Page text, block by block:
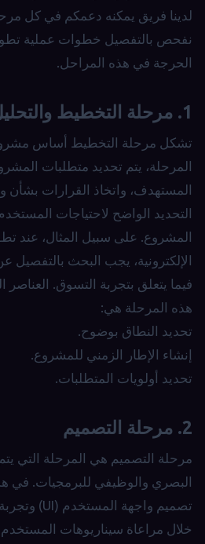
لدينا فريق يمكنه دعمكم في كل
نفحص بالتفصيل خطوات عملية
الحرجة في هذه المراحل.
1. مرحلة التخطيط والتحليل
تشكل مرحلة التخطيط أساس
المرحلة، يتم تحديد متطلبات
المستهدف، واتخاذ القرارات
التحديد الواضح لاحتياجات
المشروع. على سبيل المثال، عند
الإلكترونية، يجب البحث
فيما يتعلق بتجربة التسوق.
هذه المرحلة هي:
تحديد النطاق بوضوح.
إنشاء الإطار الزمني للمشروع.
تحديد أولويات المتطلبات.
2. مرحلة التصميم
مرحلة التصميم هي المرحلة التي
البصري والوظيفي للبرمجيات. في
خلال مراعاة سيناريوهات